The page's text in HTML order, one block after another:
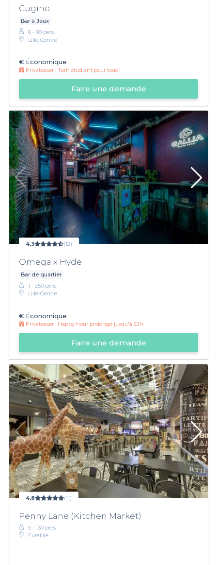
Cugino
Bar à Jeux
6 - 90 pers.
Lille-Centre
€ Économique
Privateaser : Tarif étudiant pour tous !
Faire une demande
4,3 (12)
Omega x Hyde
Bar de quartier
1 - 250 pers.
Lille-Centre
€ Économique
Privateaser : Happy hour prolongé jusqu'à 22h
Faire une demande
4,8 (11)
Penny Lane (Kitchen Market)
5 - 130 pers.
Euralille